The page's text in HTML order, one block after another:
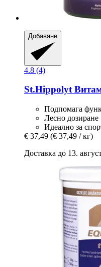
Добавяне
4.8 (4)
St.Hippolyt
Подпомага
Лесно дозиране
Идеално за
€ 37,49 (€ 37,49 / кг)
Доставка до 13.